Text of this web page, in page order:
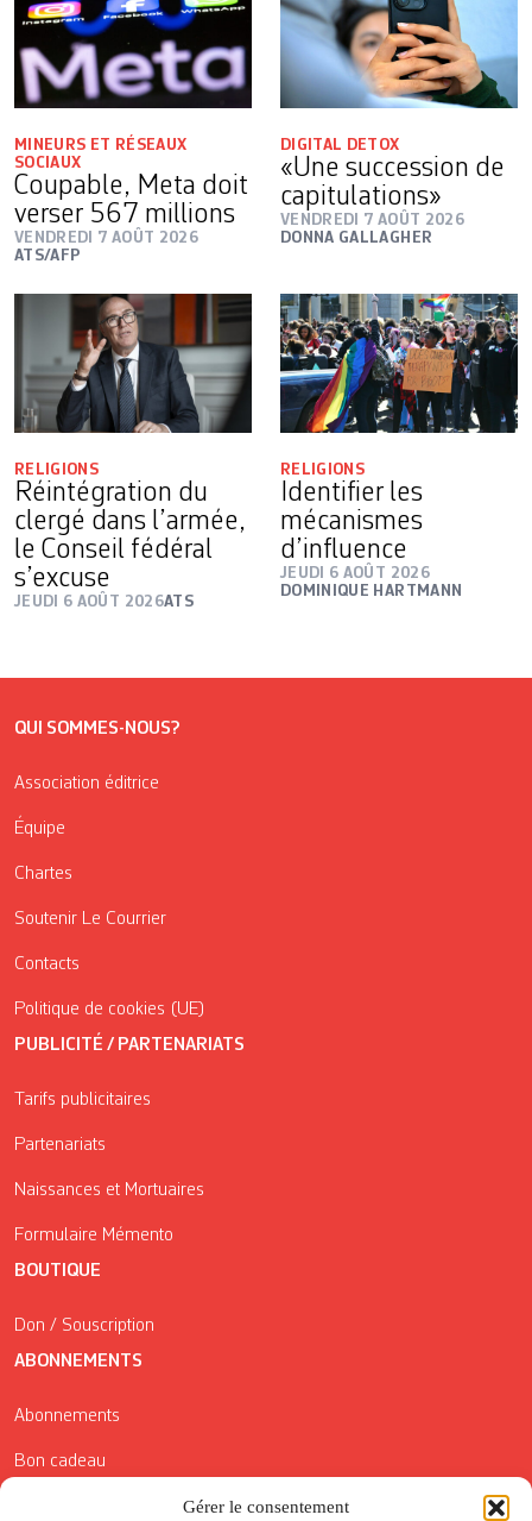
Gérer le consentement
MINEURS ET RÉSEAUX
SOCIAUX
Coupable, Meta doit
verser 567 millions
VENDREDI 7 AOÛT 2026
ATS/AFP
DIGITAL DETOX
«Une succession de
capitulations»
VENDREDI 7 AOÛT 2026
DONNA GALLAGHER
RELIGIONS
Réintégration du
clergé dans l’armée,
le Conseil fédéral
s’excuse
JEUDI 6 AOÛT 2026ATS
RELIGIONS
Identifier les
mécanismes
d’influence
JEUDI 6 AOÛT 2026
DOMINIQUE HARTMANN
QUI SOMMES-NOUS?
Association éditrice
Équipe
Chartes
Soutenir Le Courrier
Contacts
Politique de cookies (UE)
PUBLICITÉ / PARTENARIATS
Tarifs publicitaires
Partenariats
Naissances et Mortuaires
Formulaire Mémento
BOUTIQUE
Don / Souscription
ABONNEMENTS
Abonnements
Bon cadeau
Conditions générales de vente